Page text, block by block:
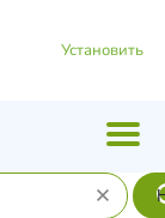
Установить